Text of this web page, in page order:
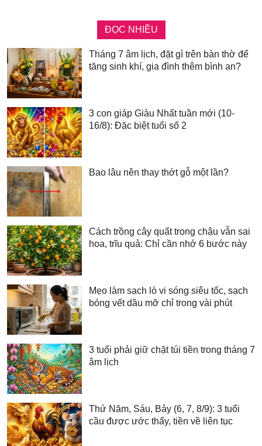
ĐỌC NHIỀU
Tháng 7 âm lịch, đặt gì trên bàn thờ để
tăng sinh khí, gia đình thêm bình an?
3 con giáp Giàu Nhất tuần mới (10-
16/8): Đặc biệt tuổi số 2
Bao lâu nên thay thớt gỗ một lần?
Cách trồng cây quất trong chậu vẫn sai
hoa, trĩu quả: Chỉ cần nhớ 6 bước này
Mẹo làm sạch lò vi sóng siêu tốc, sạch
bóng vết dầu mỡ chỉ trong vài phút
3 tuổi phải giữ chặt túi tiền trong tháng 7
âm lịch
Thứ Năm, Sáu, Bảy (6, 7, 8/9): 3 tuổi
cầu được ước thấy, tiền về liên tục